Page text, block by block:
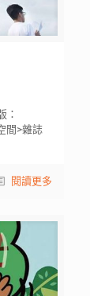
：
間>雜誌
閱讀更多